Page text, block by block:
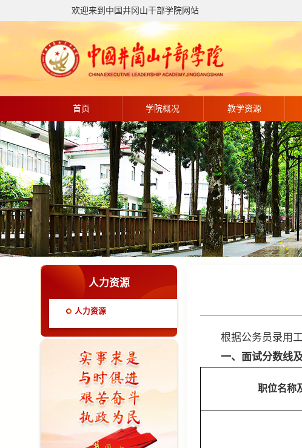
欢迎来到中国井冈山干部学院网站
首页 学院概况 教学资源
人力资源
人力资源
根据公务员录用工
一、面试分数线
职位名称